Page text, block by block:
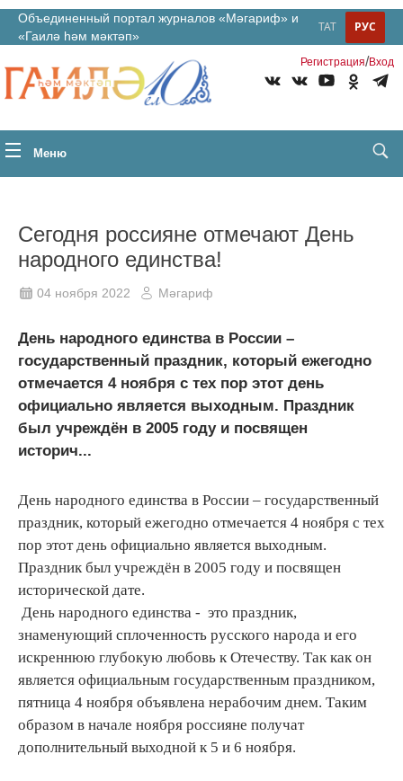
Объединенный портал журналов «Мәгариф» и
«Гаилә һәм мәктәп»
РУС
ТАТ
Регистрация/Вход
Меню
Сегодня россияне отмечают День
народного единства!
04 ноября 2022 Мәгариф
День народного единства в России –
государственный праздник, который ежегодно
отмечается 4 ноября с тех пор этот день
официально является выходным. Праздник
был учреждён в 2005 году и посвящен
историч...
День народного единства в России – государственный
праздник, который ежегодно отмечается 4 ноября с тех
пор этот день официально является выходным.
Праздник был учреждён в 2005 году и посвящен
исторической дате.
День народного единства - это праздник,
знаменующий сплоченность русского народа и его
искреннюю глубокую любовь к Отечеству. Так как он
является официальным государственным праздником,
пятница 4 ноября объявлена нерабочим днем. Таким
образом в начале ноября россияне получат
дополнительный выходной к 5 и 6 ноября.